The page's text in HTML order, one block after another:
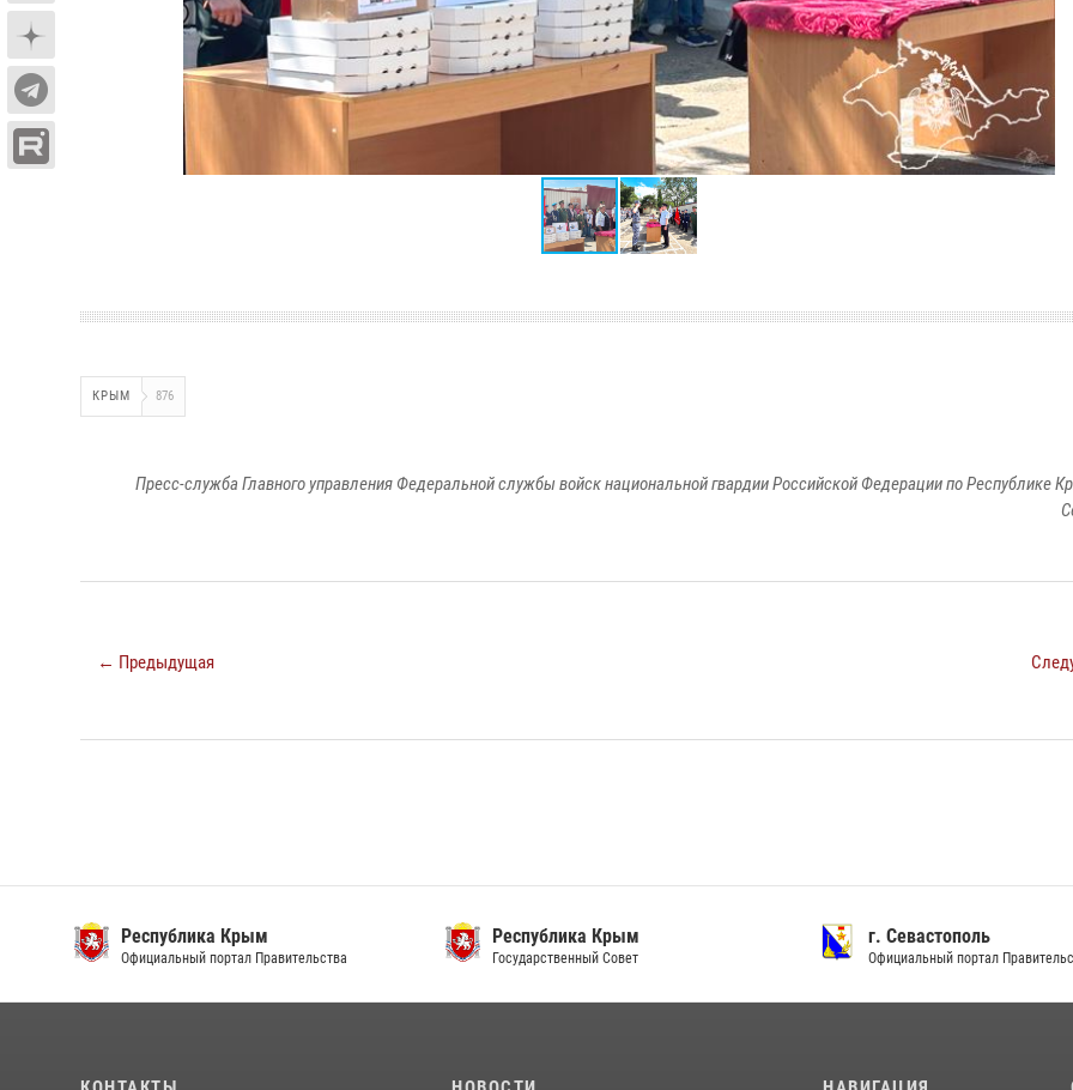
КРЫМ 876
Пресс-служба Главного управления Федеральной службы войск национальной гвардии Российской Федерации по Республике
← Предыдущая
Республика Крым
Официальный портал Правительства
Республика Крым
Государственный Совет
г. Севастополь
Официальный портал